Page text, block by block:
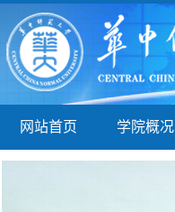
网站首页 学院概况